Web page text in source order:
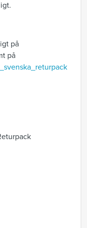
på
på